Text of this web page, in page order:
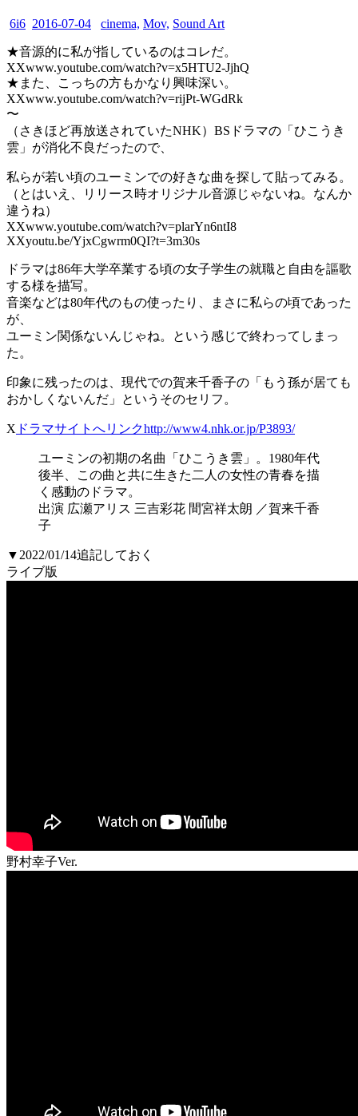
6i6 2016-07-04 cinema, Mov, Sound Art
★音源的に私が指しているのはコレだ。
XXwww.youtube.com/watch?v=x5HTU2-JjhQ
★また、こっちの方もかなり興味深い。
XXwww.youtube.com/watch?v=rijPt-WGdRk
〜
（さきほど再放送されていたNHK）BSドラマの「ひこうき
雲」が消化不良だったので、
私らが若い頃のユーミンでの好きな曲を探して貼ってみる。
（とはいえ、リリース時オリジナル音源じゃないね。なんか
違うね）
XXwww.youtube.com/watch?v=plarYn6ntI8
XXyoutu.be/YjxCgwrm0QI?t=3m30s
ドラマは86年大学卒業する頃の女子学生の就職と自由を謳歌
する様を描写。
音楽などは80年代のもの使ったり、まさに私らの頃であった
が、
ユーミン関係ないんじゃね。という感じで終わってしまっ
た。
印象に残ったのは、現代での賀来千香子の「もう孫が居ても
おかしくないんだ」というそのセリフ。
X ドラマサイトへリンクhttp://www4.nhk.or.jp/P3893/
ユーミンの初期の名曲「ひこうき雲」。1980年代
後半、この曲と共に生きた二人の女性の青春を描
く感動のドラマ。
出演 広瀬アリス 三吉彩花 間宮祥太朗 ／賀来千香
子
▼2022/01/14追記しておく
ライブ版
野村幸子Ver.